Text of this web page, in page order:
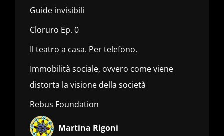
Guide invisibili
Cloruro Ep. 0
Il teatro a casa. Per telefono.
Immobilità sociale, ovvero come viene
distorta la visione della società
Rebus Foundation
Martina Rigoni